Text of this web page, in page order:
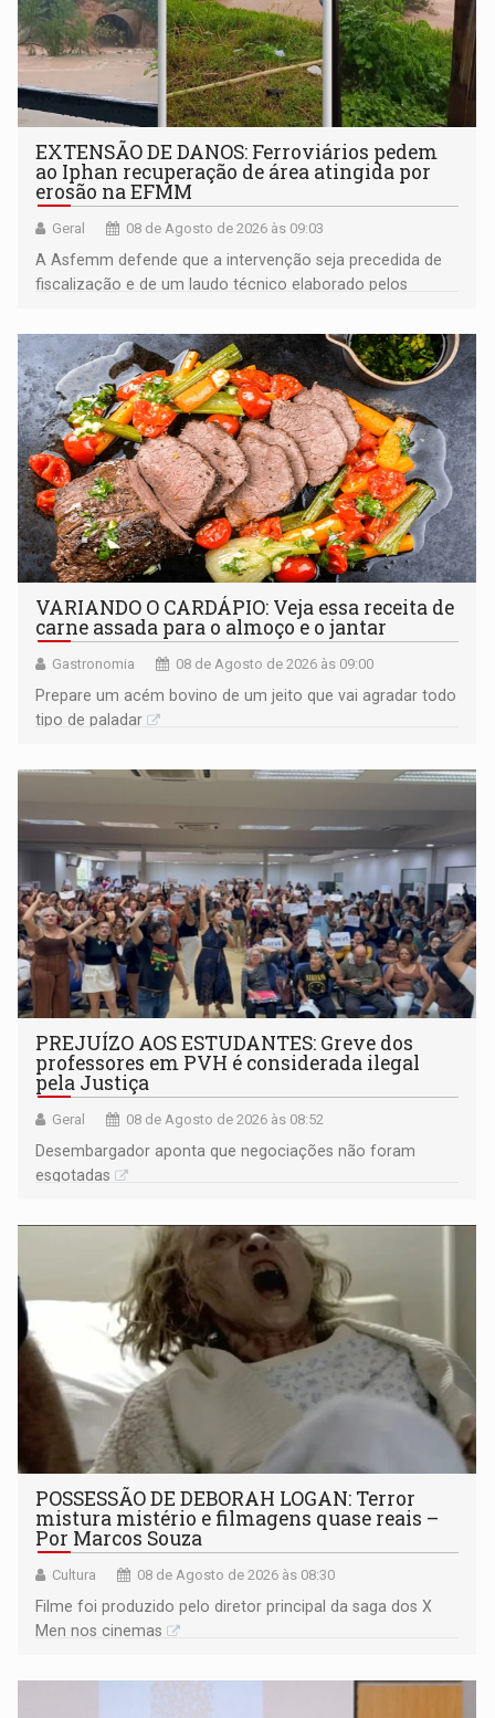
EXTENSÃO DE DANOS: Ferroviários pedem
ao Iphan recuperação de área atingida por
erosão na EFMM
Geral 08 de Agosto de 2026 às 09:03
A Asfemm defende que a intervenção seja precedida de
fiscalização e de um laudo técnico elaborado pelos
VARIANDO O CARDÁPIO: Veja essa receita de
carne assada para o almoço e o jantar
Gastronomia 08 de Agosto de 2026 às 09:00
Prepare um acém bovino de um jeito que vai agradar todo
tipo de paladar
PREJUÍZO AOS ESTUDANTES: Greve dos
professores em PVH é considerada ilegal
pela Justiça
Geral 08 de Agosto de 2026 às 08:52
Desembargador aponta que negociações não foram
esgotadas
POSSESSÃO DE DEBORAH LOGAN: Terror
mistura mistério e filmagens quase reais –
Por Marcos Souza
Cultura 08 de Agosto de 2026 às 08:30
Filme foi produzido pelo diretor principal da saga dos X
Men nos cinemas